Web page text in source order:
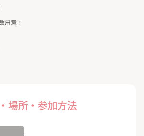
用意！
場所・参加方法